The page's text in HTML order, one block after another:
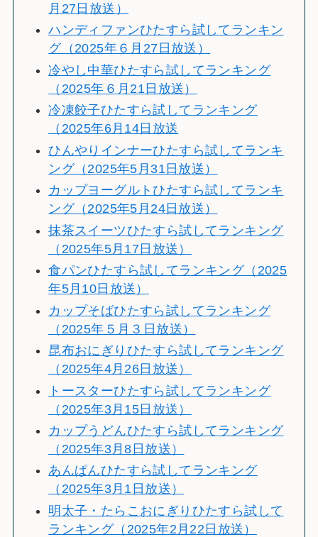
月27日放送）
ハンディファンひたすら試してランキン
グ（2025年６月27日放送）
冷やし中華ひたすら試してランキング
（2025年６月21日放送）
冷凍餃子ひたすら試してランキング
（2025年6月14日放送
ひんやりインナーひたすら試してランキ
ング（2025年5月31日放送）
カップヨーグルトひたすら試してランキ
ング（2025年5月24日放送）
抹茶スイーツひたすら試してランキング
（2025年5月17日放送）
食パンひたすら試してランキング（2025
年5月10日放送）
カップそばひたすら試してランキング
（2025年５月３日放送）
昆布おにぎりひたすら試してランキング
（2025年4月26日放送）
トースターひたすら試してランキング
（2025年3月15日放送）
カップうどんひたすら試してランキング
（2025年3月8日放送）
あんぱんひたすら試してランキング
（2025年3月1日放送）
明太子・たらこおにぎりひたすら試して
ランキング（2025年2月22日放送）